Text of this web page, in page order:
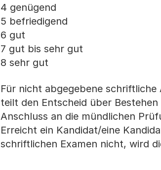
4 genügend
5 befriedigend
6 gut
7 gut bis sehr gut
8 sehr gut
Für nicht abgegebene
teilt den Entscheid über
Anschluss an die mündlichen
Erreicht ein Kandidat/eine
schriftlichen Examen nicht, wird